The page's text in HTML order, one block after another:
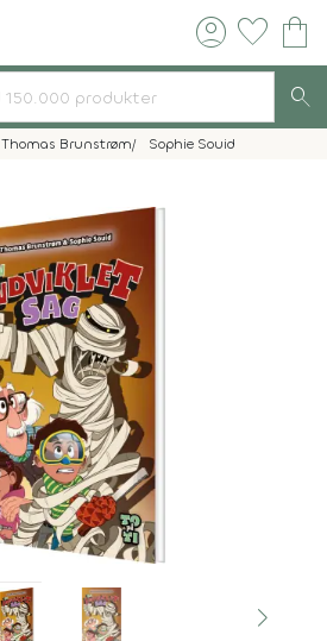
account_circle favorite shopping_bag
search
Thomas Brunstrøm Sophie Souid